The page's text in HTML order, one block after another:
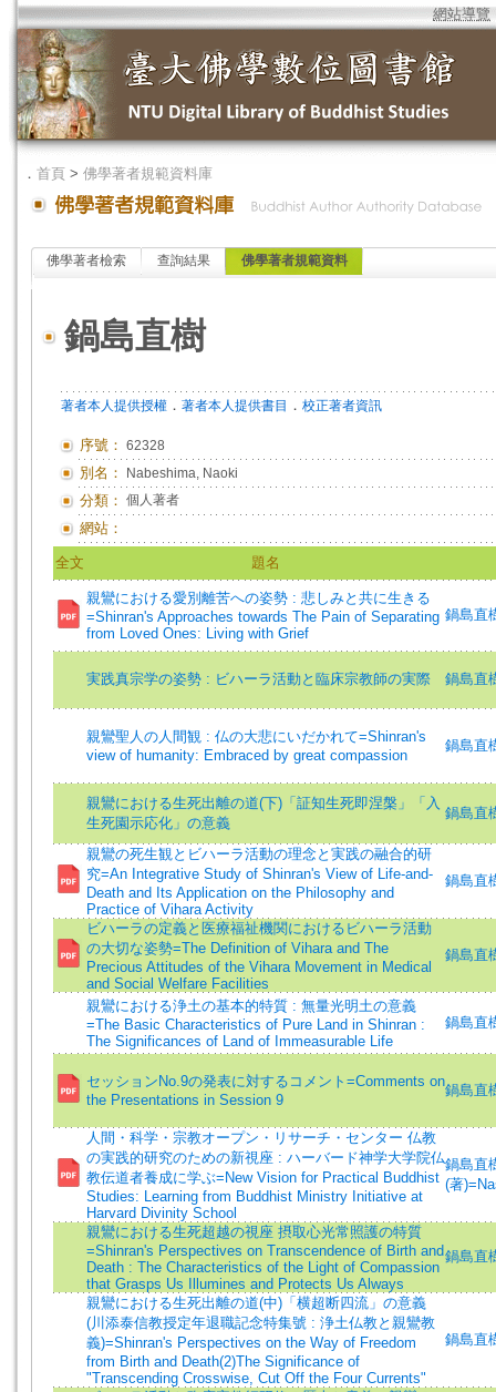
網站導覽
． 首頁 > 佛學著者規範資料庫
佛學著者檢索 查詢結果 佛學著者規範資料
鍋島直樹
著者本人提供授權 ． 著者本人提供書目 ． 校正著者資訊
序號： 62328
別名： Nabeshima, Naoki
分類： 個人著者
網站：
全文 題名
親鸞における愛別離苦への姿勢 : 悲しみと共に生きる
=Shinran's Approaches towards The Pain of Separating
from Loved Ones: Living with Grief
鍋島直
実践真宗学の姿勢 : ビハーラ活動と臨床宗教師の実際 鍋島直
親鸞聖人の人間観 : 仏の大悲にいだかれて=Shinran's
view of humanity: Embraced by great compassion
鍋島直
親鸞における生死出離の道(下)「証知生死即涅槃」「入
生死園示応化」の意義
鍋島直
親鸞の死生観とビハーラ活動の理念と実践の融合的研
究=An Integrative Study of Shinran's View of Life-and-
Death and Its Application on the Philosophy and
Practice of Vihara Activity
鍋島直
ビハーラの定義と医療福祉機関におけるビハーラ活動
の大切な姿勢=The Definition of Vihara and The
Precious Attitudes of the Vihara Movement in Medical
and Social Welfare Facilities
鍋島直
親鸞における浄土の基本的特質 : 無量光明土の意義
=The Basic Characteristics of Pure Land in Shinran :
The Significances of Land of Immeasurable Life
鍋島直
セッションNo.9の発表に対するコメント=Comments on
the Presentations in Session 9
鍋島直
人間・科学・宗教オープン・リサーチ・センター 仏教
の実践的研究のための新視座 : ハーバード神学大学院仏
教伝道者養成に学ぶ=New Vision for Practical Buddhist
Studies: Learning from Buddhist Ministry Initiative at
Harvard Divinity School
鍋島直
(著
親鸞における生死超越の視座 摂取心光常照護の特質
=Shinran's Perspectives on Transcendence of Birth and
Death : The Characteristics of the Light of Compassion
that Grasps Us Illumines and Protects Us Always
鍋島直
親鸞における生死出離の道(中)「横超断四流」の意義
(川添泰信教授定年退職記念特集號 : 浄土仏教と親鸞教
義)=Shinran's Perspectives on the Way of Freedom
from Birth and Death(2)The Significance of
"Transcending Crosswise, Cut Off the Four Currents"
鍋島直